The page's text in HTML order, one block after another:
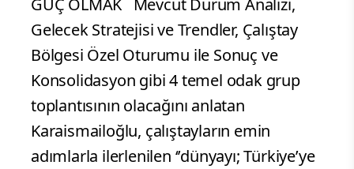
Gelecek Stratejisi ve Trendler, Çalıştay
Bölgesi Özel Oturumu ile Sonuç ve
Konsolidasyon gibi 4 temel odak grup
toplantısının olacağını anlatan
Karaismailoğlu, çalıştayların emin
adımlarla ilerlenilen ‘’dünyayı; Türkiye’ye